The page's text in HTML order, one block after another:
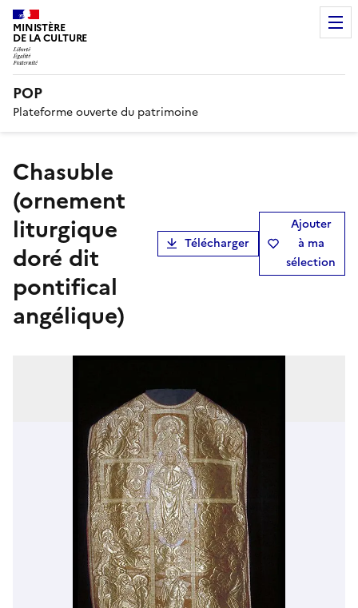
MINISTÈRE
DE LA CULTURE
POP
Plateforme ouverte du patrimoine
chasuble
(ornement
liturgique
doré dit
pontifical
angélique)
Télécharger
Ajouter
à ma
sélection